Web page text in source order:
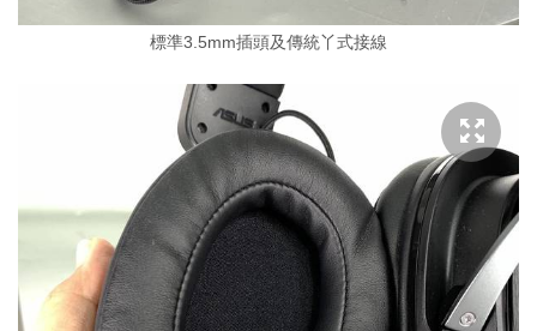
標準3.5mm插頭及傳統丫式接線